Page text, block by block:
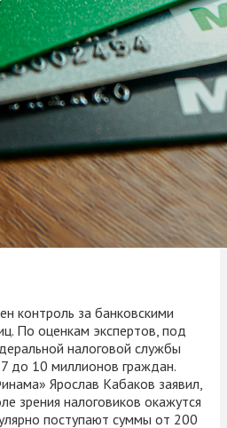
контроль за банковскими
По оценкам экспертов, под
налоговой службы
до 10 миллионов граждан.
Ярослав Кабаков заявил,
зрения налоговиков окажутся
поступают суммы от 200